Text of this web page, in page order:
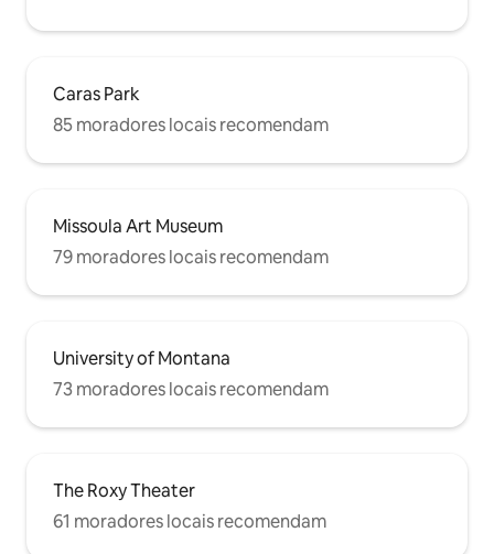
Caras Park
85 moradores locais recomendam
Missoula Art Museum
79 moradores locais recomendam
University of Montana
73 moradores locais recomendam
The Roxy Theater
61 moradores locais recomendam